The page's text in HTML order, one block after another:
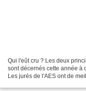
Qui l'eût cru ? Les deux
sont décernés cette année à
Les jurés de l'AES ont de